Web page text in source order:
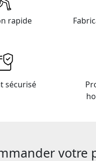
rapide
sécurisé
votre